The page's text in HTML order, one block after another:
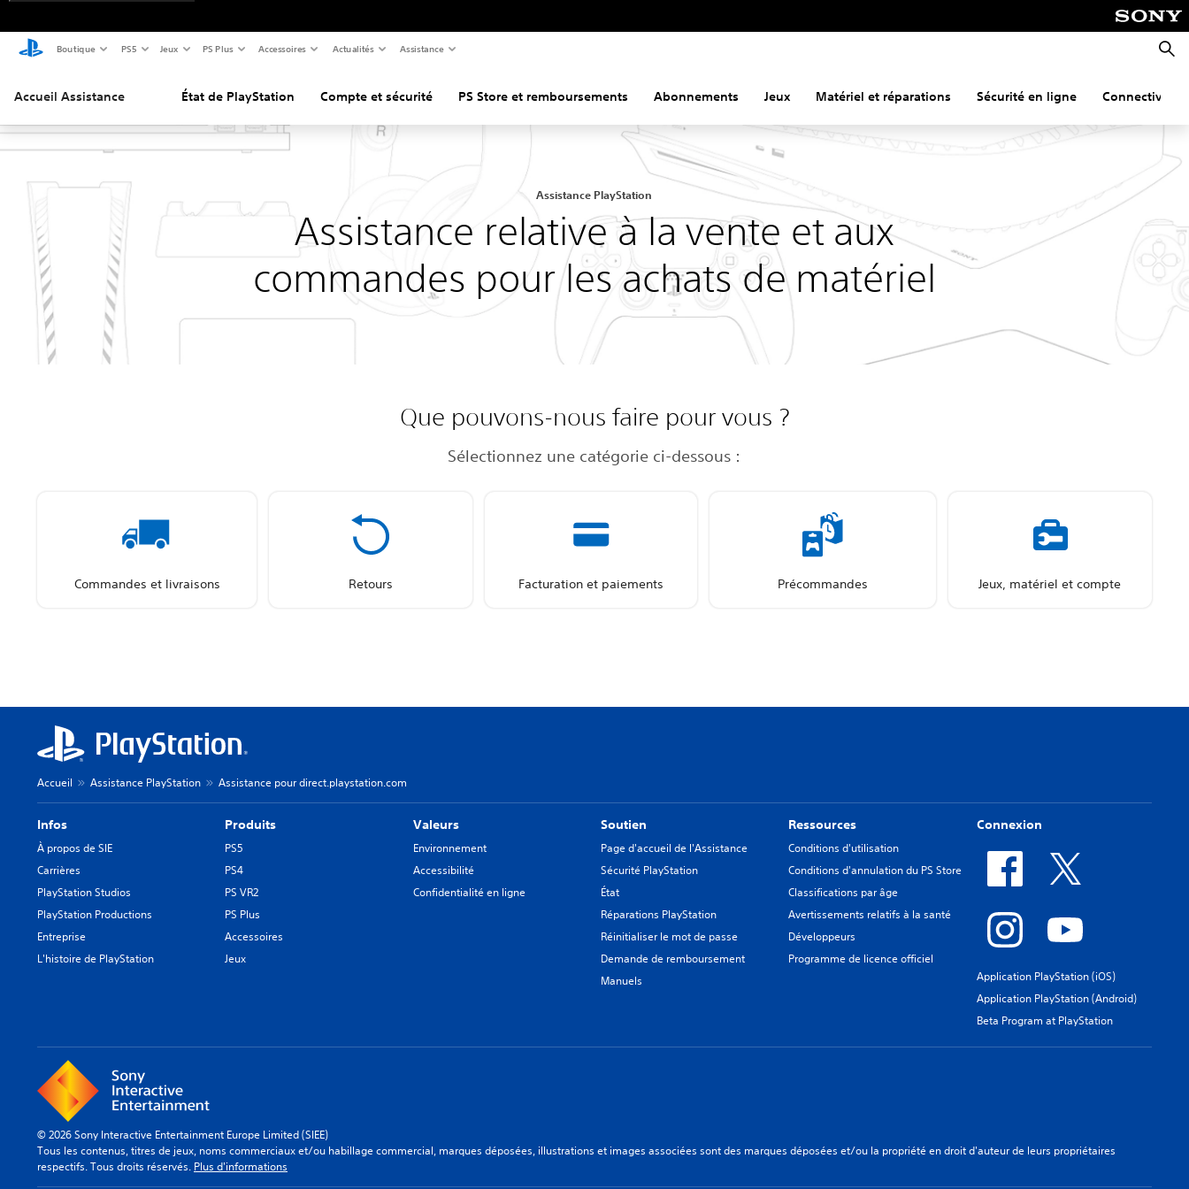
Boutique PS5 Jeux PS Plus Accessoires Actualités Assistance
Accueil Assistance État de PlayStation Compte et sécurité PS Store et remboursements Abonnements Jeux Matériel et réparations Sécurité en ligne Connectivité
Assistance PlayStation
Assistance relative à la vente et aux
commandes pour les achats de matériel
Que pouvons-nous faire pour vous ?
Sélectionnez une catégorie ci-dessous :
Commandes et livraisons Retours Facturation et paiements Précommandes Jeux, matériel et compte
Accueil Assistance PlayStation Assistance pour direct.playstation.com
Infos
À propos de SIE
Carrières
PlayStation Studios
PlayStation Productions
Entreprise
L'histoire de PlayStation
Produits
PS5
PS4
PS VR2
PS Plus
Accessoires
Jeux
Valeurs
Environnement
Accessibilité
Confidentialité en ligne
Soutien
Page d'accueil de l'Assistance
Sécurité PlayStation
État
Réparations PlayStation
Réinitialiser le mot de passe
Demande de remboursement
Manuels
Ressources
Conditions d'utilisation
Conditions d'annulation du PS Store
Classifications par âge
Avertissements relatifs à la santé
Développeurs
Programme de licence officiel
Connexion
Application PlayStation (iOS)
Application PlayStation (Android)
Beta Program at PlayStation
© 2026 Sony Interactive Entertainment Europe Limited (SIEE)
Tous les contenus, titres de jeux, noms commerciaux et/ou habillage commercial, marques déposées, illustrations et images associées sont des marques déposées et/ou la propriété en droit d'auteur de leurs propriétaires
respectifs. Tous droits réservés. Plus d'informations